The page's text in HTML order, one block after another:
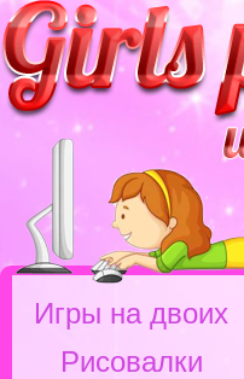
Игры на двоих
Рисовалки